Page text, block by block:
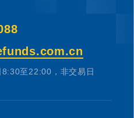
8:30至22:00，非交易日